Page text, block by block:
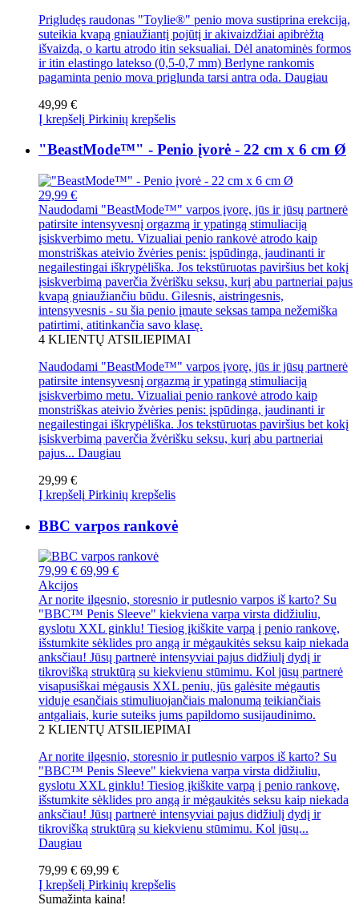
Prigludęs raudonas "Toylie®" penio mova sustiprina erekciją,
suteikia kvapą gniaužiantį pojūtį ir akivaizdžiai apibrėžtą
išvaizdą, o kartu atrodo itin seksualiai. Dėl anatominės formos
ir itin elastingo latekso (0,5-0,7 mm) Berlyne rankomis
pagaminta penio mova priglunda tarsi antra oda. Daugiau
49,99 €
Į krepšelį Pirkinių krepšelis
"BeastMode™" - Penio įvorė - 22 cm x 6 cm Ø
29,99 €
Naudodami "BeastMode™" varpos įvorę, jūs ir jūsų partnerė
patirsite intensyvesnį orgazmą ir ypatingą stimuliaciją
įsiskverbimo metu. Vizualiai penio rankovė atrodo kaip
monstriškas ateivio žvėries penis: įspūdinga, jaudinanti ir
negailestingai iškrypėliška. Jos tekstūruotas paviršius bet kokį
įsiskverbimą paverčia žvėrišku seksu, kurį abu partneriai pajus
kvapą gniaužiančiu būdu. Gilesnis, aistringesnis,
intensyvesnis - su šia penio įmaute seksas tampa nežemiška
patirtimi, atitinkančia savo klasę.
4 KLIENTŲ ATSILIEPIMAI
Naudodami "BeastMode™" varpos įvorę, jūs ir jūsų partnerė
patirsite intensyvesnį orgazmą ir ypatingą stimuliaciją
įsiskverbimo metu. Vizualiai penio rankovė atrodo kaip
monstriškas ateivio žvėries penis: įspūdinga, jaudinanti ir
negailestingai iškrypėliška. Jos tekstūruotas paviršius bet kokį
įsiskverbimą paverčia žvėrišku seksu, kurį abu partneriai
pajus... Daugiau
29,99 €
Į krepšelį Pirkinių krepšelis
BBC varpos rankovė
79,99 € 69,99 €
Akcijos
Ar norite ilgesnio, storesnio ir putlesnio varpos iš karto? Su
"BBC™ Penis Sleeve" kiekviena varpa virsta didžiuliu,
gyslotu XXL ginklu! Tiesiog įkiškite varpą į penio rankovę,
išstumkite sėklides pro angą ir mėgaukitės seksu kaip niekada
anksčiau! Jūsų partnerė intensyviai pajus didžiulį dydį ir
tikrovišką struktūrą su kiekvienu stūmimu. Kol jūsų partnerė
visapusiškai mėgausis XXL peniu, jūs galėsite mėgautis
viduje esančiais stimuliuojančiais malonumą teikiančiais
antgaliais, kurie suteiks jums papildomo susijaudinimo.
2 KLIENTŲ ATSILIEPIMAI
Ar norite ilgesnio, storesnio ir putlesnio varpos iš karto? Su
"BBC™ Penis Sleeve" kiekviena varpa virsta didžiuliu,
gyslotu XXL ginklu! Tiesiog įkiškite varpą į penio rankovę,
išstumkite sėklides pro angą ir mėgaukitės seksu kaip niekada
anksčiau! Jūsų partnerė intensyviai pajus didžiulį dydį ir
tikrovišką struktūrą su kiekvienu stūmimu. Kol jūsų...
Daugiau
79,99 € 69,99 €
Į krepšelį Pirkinių krepšelis
Sumažinta kaina!